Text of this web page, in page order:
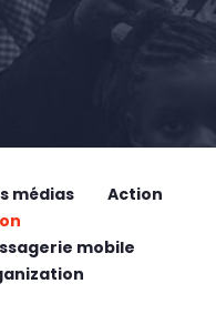
médias
Action
mobile